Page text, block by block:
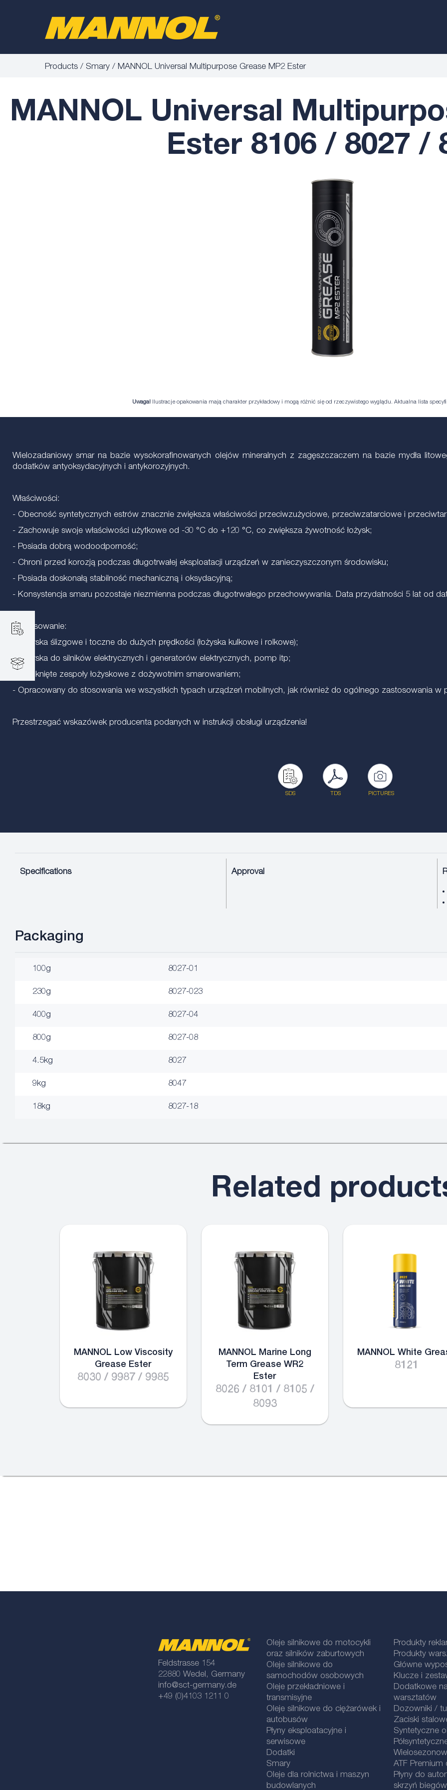
Products Smary MANNOL Universal Multipurpose Grease MP2 Ester
MANNOL Universal
Ester 8106 / 8027 /
Uwaga! Ilustracje opakowania mają charakter przykładowy i mogą różnić się od rzeczywistego wyglądu. Aktualna lista
Wielozadaniowy smar na bazie wysokorafinowanych olejów mineralnych z zagęszczaczem na bazie mydła
dodatków antyoksydacyjnych i antykorozyjnych.
Właściwości:
- Obecność syntetycznych estrów znacznie zwiększa właściwości przeciwzużyciowe, przeciwzatarciowe i
- Zachowuje swoje właściwości użytkowe od -30 °C do +120 °C, co zwiększa żywotność łożysk;
- Posiada dobrą wodoodporność;
- Chroni przed korozją podczas długotrwałej eksploatacji urządzeń w zanieczyszczonym środowisku;
- Posiada doskonałą stabilność mechaniczną i oksydacyjną;
- Konsystencja smaru pozostaje niezmienna podczas długotrwałego przechowywania. Data przydatności 5 lat od
Zastosowanie:
- Łożyska ślizgowe i toczne do dużych prędkości (łożyska kulkowe i rolkowe);
- Łożyska do silników elektrycznych i generatorów elektrycznych, pomp itp;
- Zamknięte zespoły łożyskowe z dożywotnim smarowaniem;
- Opracowany do stosowania we wszystkich typach urządzeń mobilnych, jak również do ogólnego zastosowania w
Przestrzegać wskazówek producenta podanych w instrukcji obsługi urządzenia!
SDS TDS PICTURES
Specifications Approval
Packaging
100g 8027-01
230g 8027-023
400g 8027-04
800g 8027-08
4.5kg 8027
9kg 8047
18kg 8027-18
Related
MANNOL Low Viscosity
Grease Ester
8030 / 9987 / 9985
MANNOL Marine Long
Term Grease WR2
Ester
8026 / 8101 / 8105 /
8093
MANNOL White
8121
Feldstrasse 154
22880 Wedel, Germany
info@sct-germany.de
+49 (0)4103 1211 0
Oleje silnikowe do motocykli
oraz silników zaburtowych
Oleje silnikowe do
samochodów osobowych
Oleje przekładniowe i
transmisyjne
Oleje silnikowe do ciężarówek i
autobusów
Płyny eksploatacyjne i
serwisowe
Dodatki
Smary
Oleje dla rolnictwa i maszyn
budowlanych
Produkty
Produkty
Główne
Klucze i
Dodatkowe
warsztatów
Dozowniki /
Zaciski
Syntetyczne
ATF Premium
Płyny do
skrzyń biegów